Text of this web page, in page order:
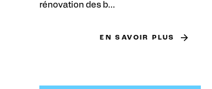
rénovation des b...
EN SAVOIR PLUS